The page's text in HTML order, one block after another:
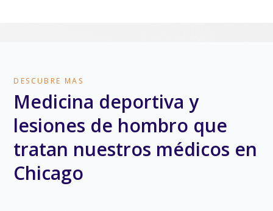
DESCUBRE MAS
Medicina deportiva y
lesiones de hombro que
tratan nuestros médicos en
Chicago